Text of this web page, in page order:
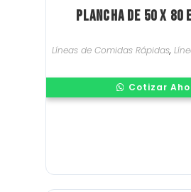
Plancha de 50 x 80
Líneas de Comidas Rápidas,
Cotizar